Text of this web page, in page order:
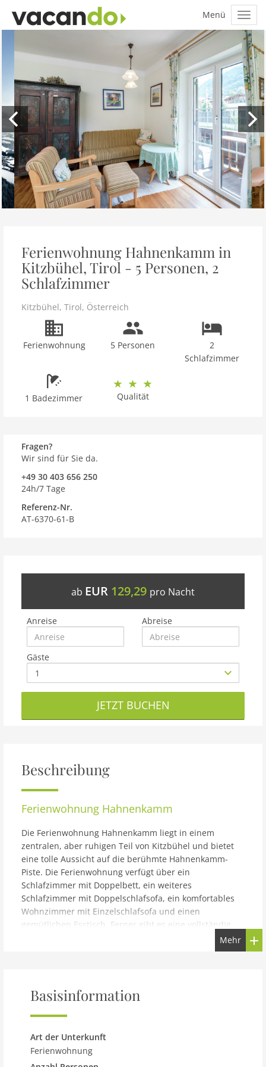
Ferienwohnung Hahnenkamm in
Kitzbühel, Tirol - 5 Personen, 2
Schlafzimmer
Kitzbühel, Tirol, Österreich
Ferienwohnung 5 Personen
2
Schlafzimmer
1 Badezimmer Qualität
Fragen?
Wir sind für Sie da.
+49 30 403 656 250
24h/7 Tage
Referenz-Nr.
AT-6370-61-B
ab EUR 129,29 pro Nacht
Anreise Abreise
Gäste
JETZT BUCHEN
Beschreibung
Ferienwohnung Hahnenkamm
Die Ferienwohnung Hahnenkamm liegt in einem
zentralen, aber ruhigen Teil von Kitzbühel und bietet
eine tolle Aussicht auf die berühmte Hahnenkamm-
Piste. Die Ferienwohnung verfügt über ein
Schlafzimmer mit Doppelbett, ein weiteres
Schlafzimmer mit Doppelschlafsofa, ein komfortables
Wohnzimmer mit Einzelschlafsofa und einen
gemütlichen Esstisch. Ferner gibt es eine vollständig
eingerichtete Küche und ein Badezimmer. Hinter dem
Gebäude befinden sich ein Balkon mit Gartenstühlen
Skischule. Darüber hinaus können Sie über die Asten-
Skipiste fast bis an Ihre Haustür auf Skiern fahren! Im
Sommer ist diese Gegend u. a. ein Garant für
Wander- oder Fahrradausflug können Sie ein
herrliches, erfrischendes Bad im Schwarzsee nehmen
Mehr
Basisinformation
Art der Unterkunft
Ferienwohnung